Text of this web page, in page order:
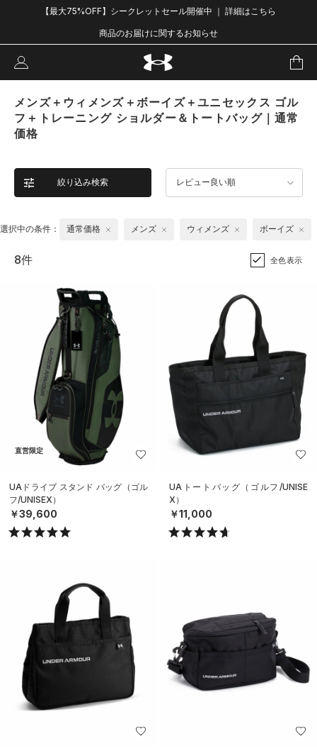
【最大75%OFF】シークレットセール開催中 ｜ 詳細はこちら
商品のお届けに関するお知らせ
メンズ＋ウィメンズ＋ボーイズ＋ユニセックス ゴル
フ＋トレーニング ショルダー＆トートバッグ｜通常
価格
絞り込み検索 レビュー良い順
選択中の条件： 通常価格 メンズ ウィメンズ ボーイズ
8件 全色表示
直営限定
UAドライブ スタンド バッグ（ゴル
フ/UNISEX）
￥39,600
UAトートバッグ（ゴルフ/UNISE
X）
￥11,000